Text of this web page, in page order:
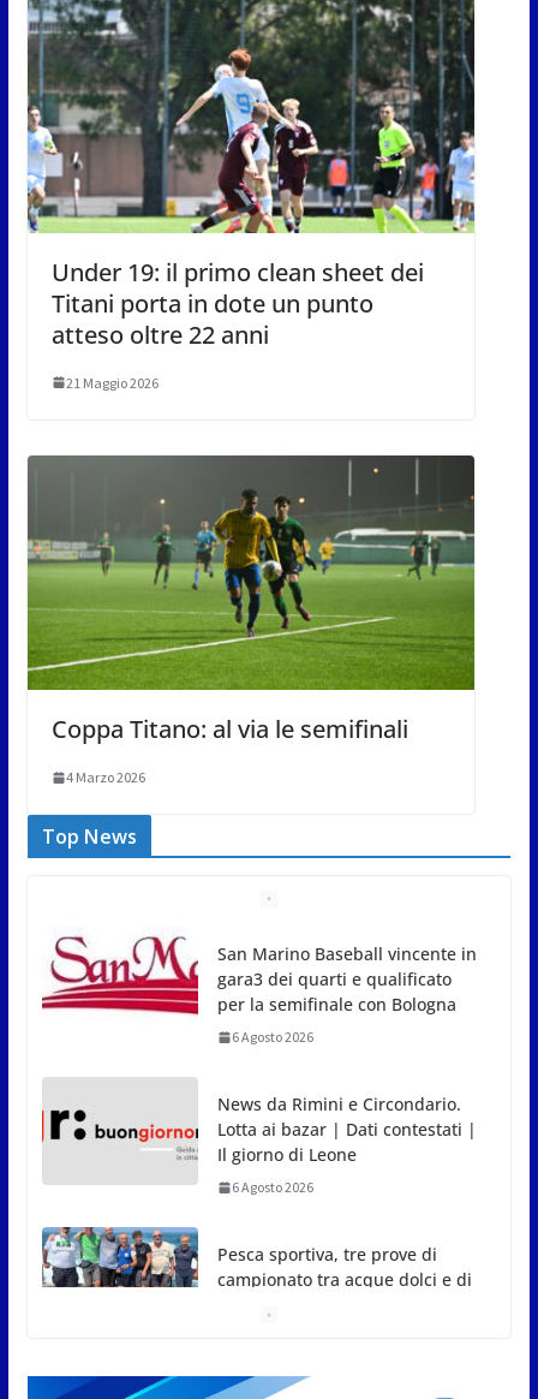
Under 19: il primo clean sheet dei
Titani porta in dote un punto
atteso oltre 22 anni
21 Maggio 2026
Coppa Titano: al via le semifinali
4 Marzo 2026
Top News
San Marino Baseball vincente in
gara3 dei quarti e qualificato
per la semifinale con Bologna
6 Agosto 2026
News da Rimini e Circondario.
Lotta ai bazar | Dati contestati |
Il giorno di Leone
6 Agosto 2026
Pesca sportiva, tre prove di
campionato tra acque dolci e di